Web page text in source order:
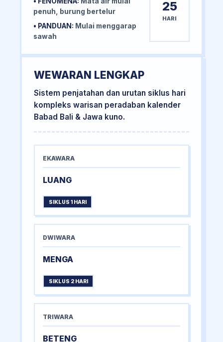
penuh, burung bertelur
• PANDUAN: Mulai menggarap
sawah
25
HARI
WEWARAN LENGKAP
Sistem penjatahan dan urutan siklus hari
kompleks warisan peradaban kalender
Babad Bali & Jawa kuno.
EKAWARA
LUANG
SIKLUS 1 HARI
DWIWARA
MENGA
SIKLUS 2 HARI
TRIWARA
BETENG